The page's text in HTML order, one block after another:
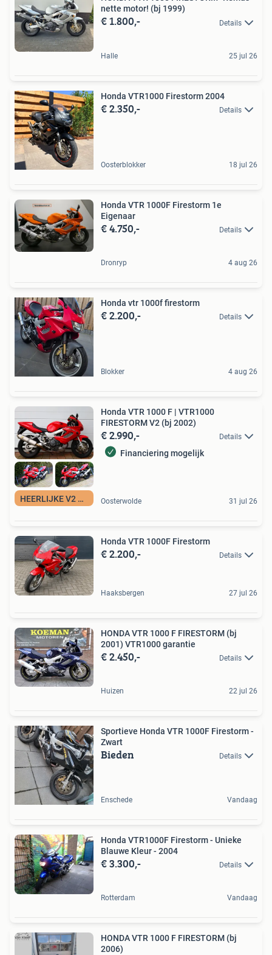
nette motor! (bj 1999)
€ 1.800,- Details
Halle 25 jul 26
Honda VTR1000 Firestorm 2004
€ 2.350,- Details
Oosterblokker 18 jul 26
Honda VTR 1000F Firestorm 1e
Eigenaar
€ 4.750,- Details
Dronryp 4 aug 26
Honda vtr 1000f firestorm
€ 2.200,- Details
Blokker 4 aug 26
HEERLIJKE V2 TWIN
Honda VTR 1000 F | VTR1000
FIRESTORM V2 (bj 2002)
€ 2.990,- Details
Financiering mogelijk
Oosterwolde 31 jul 26
Honda VTR 1000F Firestorm
€ 2.200,- Details
Haaksbergen 27 jul 26
HONDA VTR 1000 F FIRESTORM (bj
2001) VTR1000 garantie
€ 2.450,- Details
Huizen 22 jul 26
Sportieve Honda VTR 1000F Firestorm -
Zwart
Bieden Details
Enschede Vandaag
Honda VTR1000F Firestorm - Unieke
Blauwe Kleur - 2004
€ 3.300,- Details
Rotterdam Vandaag
HONDA VTR 1000 F FIRESTORM (bj
2006)